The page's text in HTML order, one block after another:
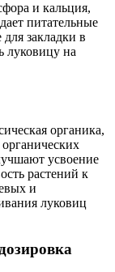
и кальция,
питательные
закладки в
луковицу на
органика,
усвоение
растений к
и
луковиц